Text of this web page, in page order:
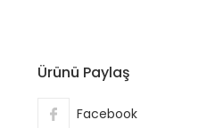
Ürünü Paylaş
Facebook